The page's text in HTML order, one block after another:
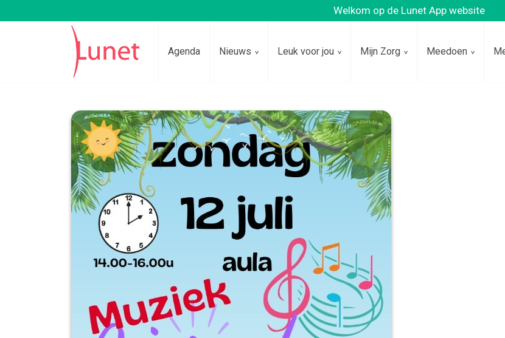
Welkom op de Lunet App website
Agenda Nieuws Leuk voor jou Mijn Zorg Meedoen
Lees voor